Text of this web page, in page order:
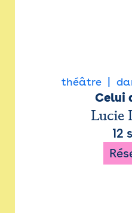
théâtre
Celui
Lucie
12